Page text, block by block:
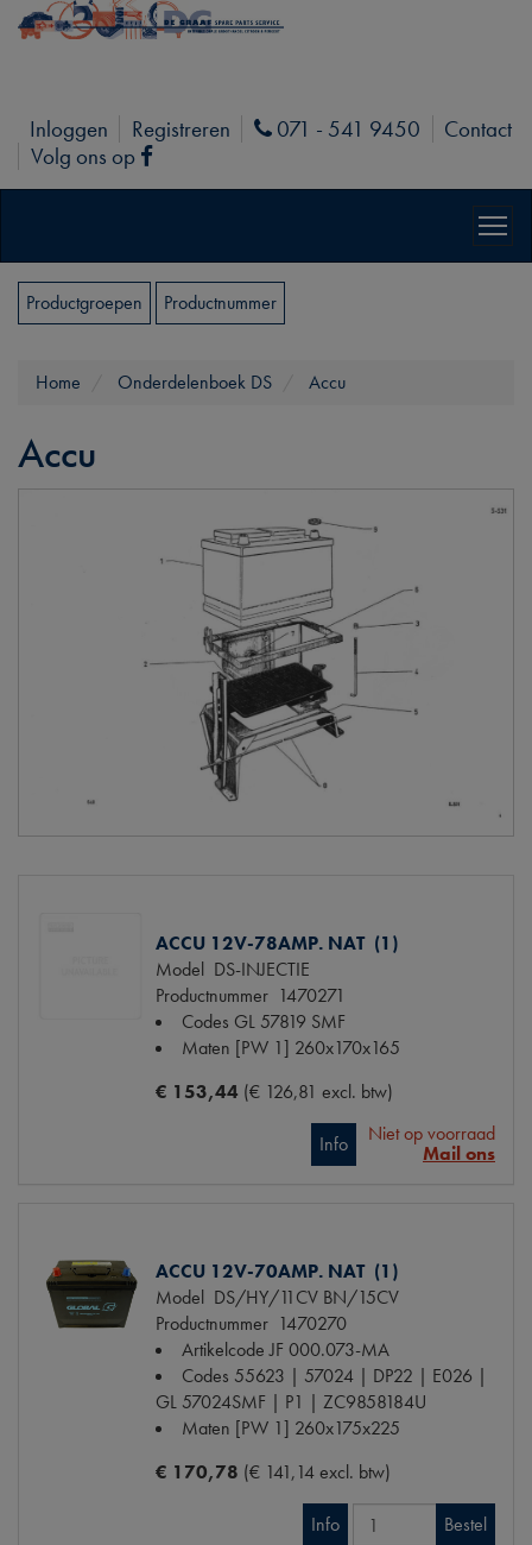
Inloggen Registreren Phone
071 - 541 9450
Contact
Volg ons op
Facebook
Productgroepen Productnummer
Home Onderdelenboek DS Accu
Accu
ACCU 12V-78AMP. NAT (1)
Model DS-INJECTIE
Productnummer 1470271
Codes GL 57819 SMF
Maten [PW 1] 260x170x165
€ 153,44 (€ 126,81 excl. btw)
Info
Niet op voorraad
Mail ons
ACCU 12V-70AMP. NAT (1)
Model DS/HY/11CV BN/15CV
Productnummer 1470270
Artikelcode JF000.073-MA
Codes 55623 | 57024 | DP22 | E026 |
GL 57024SMF | P1 | ZC9858184U
Maten [PW 1] 260x175x225
€ 170,78 (€ 141,14 excl. btw)
Info Bestel